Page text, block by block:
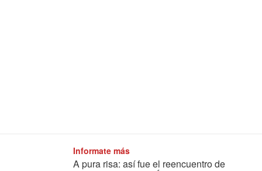
Informate más
A pura risa: así fue el reencuentro de